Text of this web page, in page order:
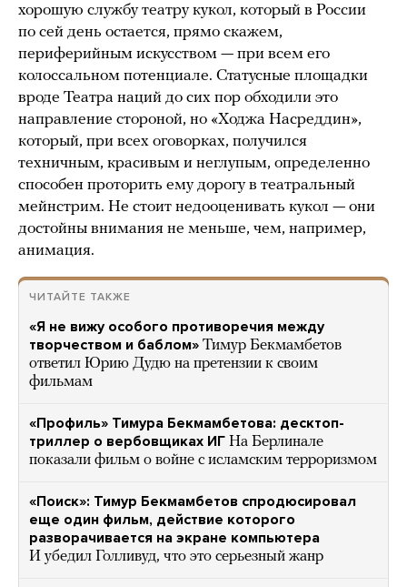
хорошую службу театру кукол, который в России
по сей день остается, прямо скажем,
периферийным искусством — при всем его
колоссальном потенциале. Статусные площадки
вроде Театра наций до сих пор обходили это
направление стороной, но «Ходжа Насреддин»,
который, при всех оговорках, получился
техничным, красивым и неглупым, определенно
способен проторить ему дорогу в театральный
мейнстрим. Не стоит недооценивать кукол — они
достойны внимания не меньше, чем, например,
анимация.
ЧИТАЙТЕ ТАКЖЕ
«Я не вижу особого противоречия между
творчеством и баблом» Тимур Бекмамбетов
ответил Юрию Дудю на претензии к своим
фильмам
«Профиль» Тимура Бекмамбетова: десктоп-
триллер о вербовщиках ИГ На Берлинале
показали фильм о войне с исламским терроризмом
«Поиск»: Тимур Бекмамбетов спродюсировал
еще один фильм, действие которого
разворачивается на экране компьютера
И убедил Голливуд, что это серьезный жанр